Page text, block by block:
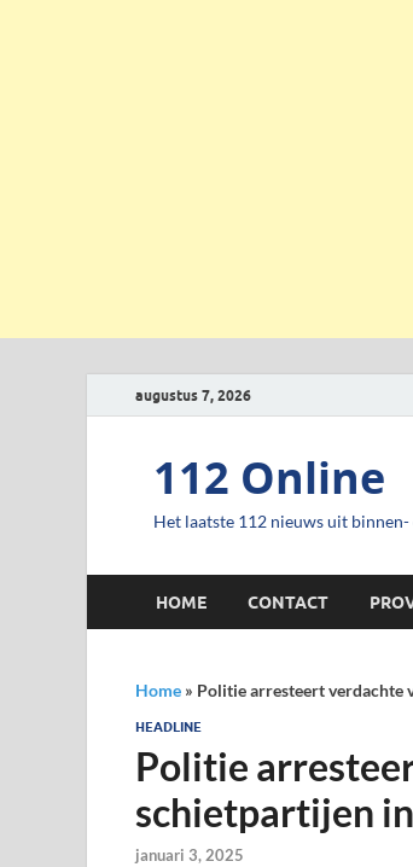
augustus 7, 2026
112 Online
Het laatste 112 nieuws uit
HOME CONTACT
Home » Politie arresteert verdachte
HEADLINE
Politie
schietpartijen
januari 3, 2025